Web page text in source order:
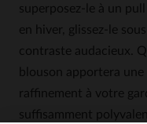
superposez-le à un
en hiver, glissez-le
contraste audacieux.
blouson apportera une
raffinement à votre
suffisamment